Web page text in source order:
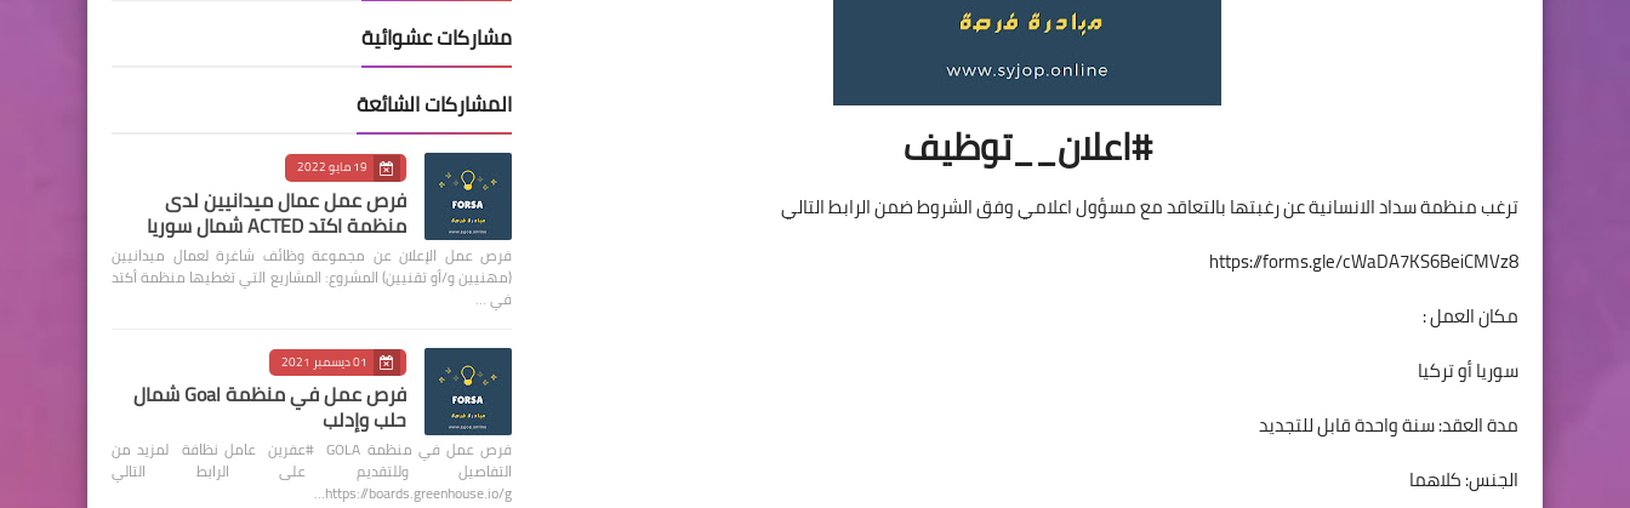
#اعلان__توظيف
ترغب منظمة سداد الانسانية عن رغبتها بالتعاقد مع مسؤول اعلامي وفق الشروط ضمن الرابط التالي
https://forms.gle/cWaDA7KS6BeiCMVz8
مكان العمل :
سوريا أو تركيا
مدة العقد: سنة واحدة قابل للتجديد
الجنس: كلاهما
مشاركات عشوائية
المشاركات الشائعة
19 مايو 2022
فرص عمل عمال ميدانيين لدى
منظمة اكتد ACTED شمال سوريا
فرص عمل الإعلان عن مجموعة وظائف شاغرة لعمال ميدانيين
(مهنيين و/أو تقنيين) المشروع: المشاريع التي تغطيها منظمة أكتد
في …
01 ديسمبر 2021
فرص عمل في منظمة Goal شمال
حلب وإدلب
فرص عمل في منظمة GOLA #عفرين عامل نظافة لمزيد من
التفاصيل وللتقديم على الرابط التالي
https://boards.greenhouse.io/g…